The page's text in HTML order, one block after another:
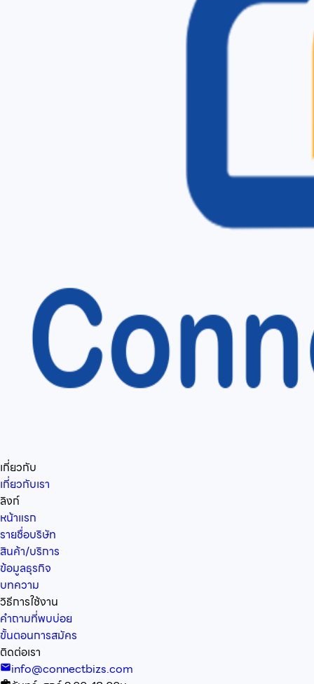
เกี่ยวกับ
เกี่ยวกับเรา
ลิงก์
หน้าแรก
รายชื่อบริษัท
สินค้า/บริการ
ข้อมูลธุรกิจ
บทความ
วิธีการใช้งาน
คำถามที่พบบ่อย
ขั้นตอนการสมัคร
ติดต่อเรา
info@connectbizs.com